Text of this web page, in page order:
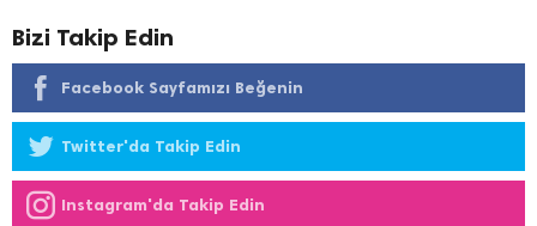
Bizi Takip Edin
Facebook Sayfamızı Beğenin
Twitter'da Takip Edin
Instagram'da Takip Edin